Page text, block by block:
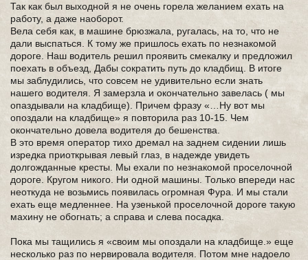
Так как был выходной я не очень горела желанием ехать на
работу, а даже наоборот.
Вела себя как, в машине брюзжала, ругалась, на то, что не
дали выспаться. К тому же пришлось ехать по незнакомой
дороге. Наш водитель решил проявить смекалку и предложил
поехать в объезд, Дабы сократить путь до кладбищ. В итоге
мы заблудились, что совсем не удивительно если знать
нашего водителя. Я замерзла и окончательно завелась ( мы
опаздывали на кладбище). Причем фразу «…Ну вот мы
опоздали на кладбище» я повторила раз 10-15. Чем
окончательно довела водителя до бешенства.
В это время оператор тихо дремал на заднем сидении лишь
изредка приоткрывая левый глаз, в надежде увидеть
долгожданные кресты. Мы ехали по незнакомой проселочной
дороге. Кругом никого. Ни одной машины. Только впереди нас
неоткуда не возьмись появилась огромная Фура. И мы стали
ехать еще медленнее. На узенькой проселочной дороге такую
махину не обогнать; а справа и слева посадка.
Пока мы тащились я «своим мы опоздали на кладбище.» еще
несколько раз по нервировала водителя. Потом мне надоело